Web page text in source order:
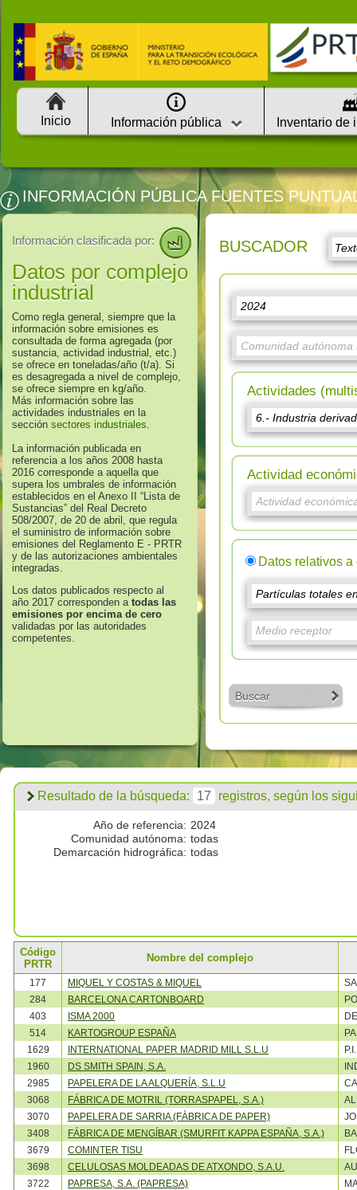
Inicio Información pública Inventario de
INFORMACIÓN PÚBLICA FUENTES
Información clasificada por:
Datos por complejo
industrial
Como regla general, siempre que la
información sobre emisiones es
consultada de forma agregada (por
sustancia, actividad industrial, etc.)
se ofrece en toneladas/año (t/a). Si
es desagregada a nivel de complejo,
se ofrece siempre en kg/año.
Más información sobre las
actividades industriales en la
sección sectores industriales.
La información publicada en
referencia a los años 2008 hasta
2016 corresponde a aquella que
supera los umbrales de información
establecidos en el Anexo II “Lista de
Sustancias” del Real Decreto
508/2007, de 20 de abril, que regula
el suministro de información sobre
emisiones del Reglamento E - PRTR
y de las autorizaciones ambientales
integradas.
Los datos publicados respecto al
año 2017 corresponden atodas las
emisiones por encima de cero
validadas por las autoridades
competentes.
BUSCADOR
Actividades
Actividad
Datos relativos
Buscar
Resultado de la búsqueda: 17 registros, según los
Año de referencia: 2024
Comunidad autónoma: todas
Demarcación hidrográfica: todas
Código
PRTR
Nombre del complejo
177 MIQUEL Y COSTAS & MIQUEL
284
BARCELONA CARTONBOARD
403
ISMA 2000
514
KARTOGROUP ESPAÑA
1629
INTERNATIONAL PAPER MADRID MILL S.L.U
1960
DS SMITH SPAIN, S.A.
2985
PAPELERA DE LA ALQUERÍA, S.L.U
3068
FÁBRICA DE MOTRIL (TORRASPAPEL, S.A.)
3070
PAPELERA DE SARRIA (FÀBRICA DE PAPER)
3408
FÁBRICA DE MENGÍBAR (SMURFIT KAPPA ESPAÑA, S.A.)
3679
COMINTER TISU
3698
CELULOSAS MOLDEADAS DE ATXONDO, S.A.U.
3722
PAPRESA, S.A. (PAPRESA)